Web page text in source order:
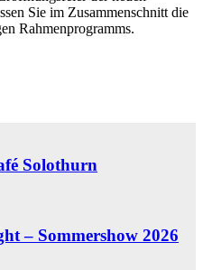
Sie im Zusammenschnitt die
Rahmenprogramms.
Solothurn
– Sommershow 2026